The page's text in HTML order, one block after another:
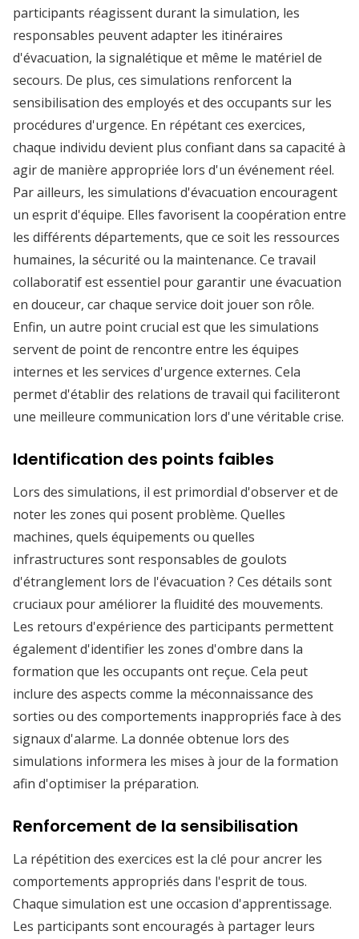
participants réagissent durant la simulation, les
responsables peuvent adapter les itinéraires
d'évacuation, la signalétique et même le matériel de
secours. De plus, ces simulations renforcent la
sensibilisation des employés et des occupants sur les
procédures d'urgence. En répétant ces exercices,
chaque individu devient plus confiant dans sa capacité à
agir de manière appropriée lors d'un événement réel.
Par ailleurs, les simulations d'évacuation encouragent
un esprit d'équipe. Elles favorisent la coopération entre
les différents départements, que ce soit les ressources
humaines, la sécurité ou la maintenance. Ce travail
collaboratif est essentiel pour garantir une évacuation
en douceur, car chaque service doit jouer son rôle.
Enfin, un autre point crucial est que les simulations
servent de point de rencontre entre les équipes
internes et les services d'urgence externes. Cela
permet d'établir des relations de travail qui faciliteront
une meilleure communication lors d'une véritable crise.
Identification des points faibles
Lors des simulations, il est primordial d'observer et de
noter les zones qui posent problème. Quelles
machines, quels équipements ou quelles
infrastructures sont responsables de goulots
d'étranglement lors de l'évacuation ? Ces détails sont
cruciaux pour améliorer la fluidité des mouvements.
Les retours d'expérience des participants permettent
également d'identifier les zones d'ombre dans la
formation que les occupants ont reçue. Cela peut
inclure des aspects comme la méconnaissance des
sorties ou des comportements inappropriés face à des
signaux d'alarme. La donnée obtenue lors des
simulations informera les mises à jour de la formation
afin d'optimiser la préparation.
Renforcement de la sensibilisation
La répétition des exercices est la clé pour ancrer les
comportements appropriés dans l'esprit de tous.
Chaque simulation est une occasion d'apprentissage.
Les participants sont encouragés à partager leurs